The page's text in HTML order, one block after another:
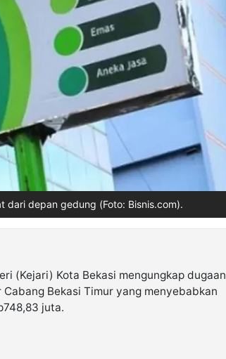
dari depan gedung (Foto: Bisnis.com).
(Kejari) Kota Bekasi mengungkap dugaan
Bekasi Timur yang menyebabkan
juta.